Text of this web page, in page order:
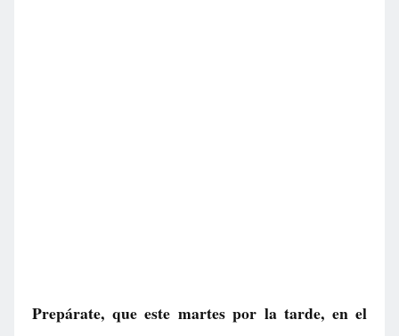
Prepárate, que este martes por la tarde, en el